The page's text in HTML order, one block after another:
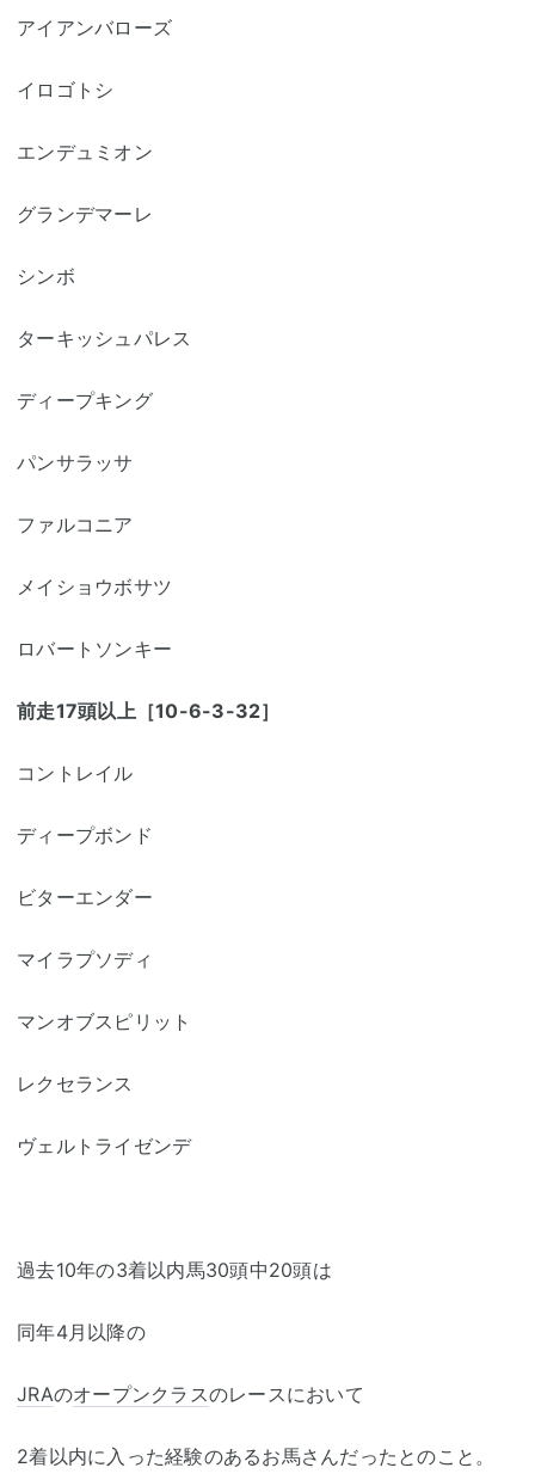
アイアンバローズ
イロゴトシ
エンデュミオン
グランデマーレ
シンボ
ターキッシュパレス
ディープキング
パンサラッサ
ファルコニア
メイショウボサツ
ロバートソンキー
前走17頭以上［10-6-3-32］
コントレイル
ディープボンド
ビターエンダー
マイラプソディ
マンオブスピリット
レクセランス
ヴェルトライゼンデ
過去10年の3着以内馬30頭中20頭は
同年4月以降の
JRAのオープンクラスのレースにおいて
2着以内に入った経験のあるお馬さんだったとのこと。